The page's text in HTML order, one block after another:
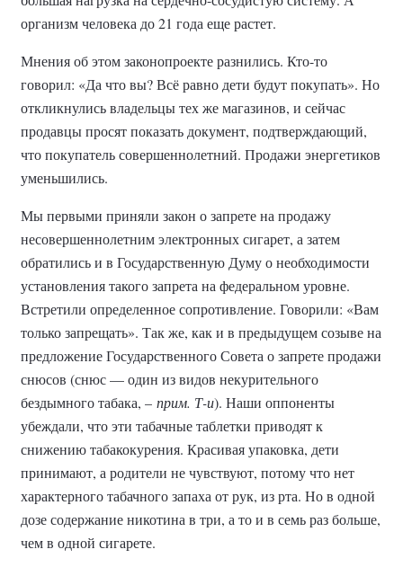
организм человека до 21 года еще растет.
Мнения об этом законопроекте разнились. Кто-то
говорил: «Да что вы? Всё равно дети будут покупать». Но
откликнулись владельцы тех же магазинов, и сейчас
продавцы просят показать документ, подтверждающий,
что покупатель совершеннолетний. Продажи энергетиков
уменьшились.
Мы первыми приняли закон о запрете на продажу
несовершеннолетним электронных сигарет, а затем
обратились и в Государственную Думу о необходимости
установления такого запрета на федеральном уровне.
Встретили определенное сопротивление. Говорили: «Вам
только запрещать». Так же, как и в предыдущем созыве на
предложение Государственного Совета о запрете продажи
снюсов (снюс — один из видов некурительного
бездымного табака, – прим. Т-и). Наши оппоненты
убеждали, что эти табачные таблетки приводят к
снижению табакокурения. Красивая упаковка, дети
принимают, а родители не чувствуют, потому что нет
характерного табачного запаха от рук, из рта. Но в одной
дозе содержание никотина в три, а то и в семь раз больше,
чем в одной сигарете.